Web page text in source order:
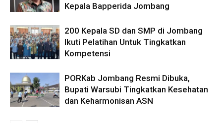
Kepala Bapperida Jombang
200 Kepala SD dan SMP di Jombang
Ikuti Pelatihan Untuk Tingkatkan
Kompetensi
PORKab Jombang Resmi Dibuka,
Bupati Warsubi Tingkatkan Kesehatan
dan Keharmonisan ASN